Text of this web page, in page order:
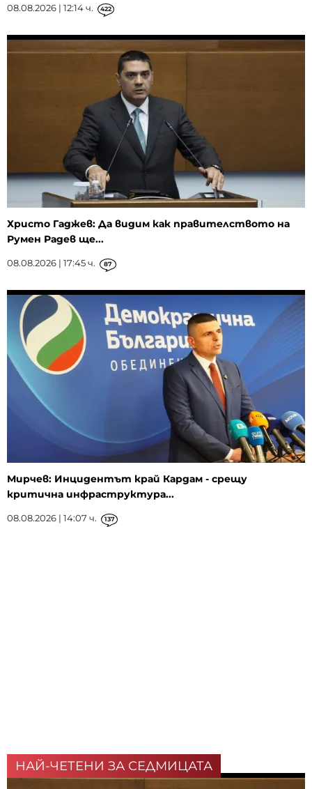
08.08.2026 | 12:14 ч. 422
Христо Гаджев: Да видим как правителството на
Румен Радев ще...
08.08.2026 | 17:45 ч. 87
Мирчев: Инцидентът край Кардам - срещу
критична инфраструктура...
08.08.2026 | 14:07 ч. 137
НАЙ-ЧЕТЕНИ ЗА СЕДМИЦАТА